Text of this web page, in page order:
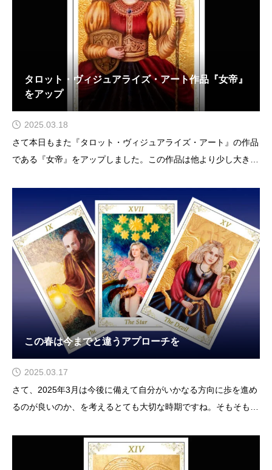
タロット・ヴィジュアライズ・アート作品『女帝』
をアップ
2025.03.18
さて本日もまた『タロット・ヴィジュアライズ・アート』の作品
である『女帝』をアップしました。この作品は他より少し大きめ
顔も切れ長の目のヒンヤリした顔立ちにして女帝のシビアな一面
この春は今までと違うアプローチを
2025.03.17
さて、2025年3月は今後に備えて自分がいかなる方向に歩を進め
るのが良いのか、を考えるとても大切な時期ですね。そもそもこ
うこともありますがやはり本格的な風の時代が始まりつつあるの
でそういう意味で今までとはまた違ったアプローチを取り入れて